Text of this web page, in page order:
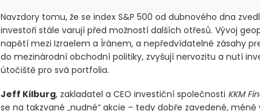
Navzdory tomu, že se index S&P 500 od dubnového dna
investoři stále varují před možností dalších otřesů. Vývoj
napětí mezi Izraelem a Íránem, a nepředvídatelné zásahy
do mezinárodní obchodní politiky, zvyšují nervozitu a nutí
útočiště pro svá portfolia.
Jeff Kilburg, zakladatel a CEO investiční společnosti KKM
se na takzvané „nudné“ akcie – tedy dobře zavedené,